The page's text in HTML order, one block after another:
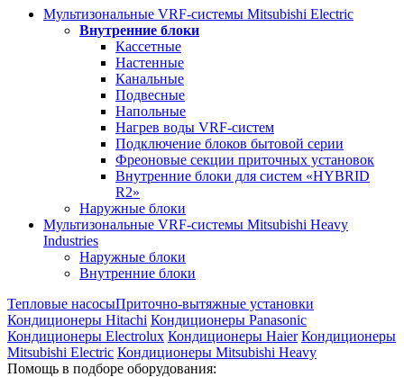
Мультизональные VRF-системы Mitsubishi Electric
Внутренние блоки
Кассетные
Настенные
Канальные
Подвесные
Напольные
Нагрев воды VRF-систем
Подключение блоков бытовой серии
Фреоновые секции приточных установок
Внутренние блоки для систем «HYBRID
R2»
Наружные блоки
Мультизональные VRF-системы Mitsubishi Heavy
Industries
Наружные блоки
Внутренние блоки
Тепловые насосыПриточно-вытяжные установки
Кондиционеры Hitachi Кондиционеры Panasonic
Кондиционеры Electrolux Кондиционеры Haier Кондиционеры
Mitsubishi Electric Кондиционеры Mitsubishi Heavy
Помощь в подборе оборудования: